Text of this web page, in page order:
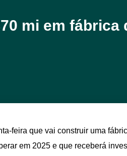
mi em fábrica
feira que vai construir uma
em 2025 e que receberá